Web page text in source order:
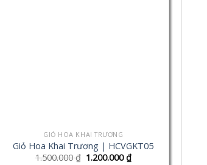
GIỎ HOA KHAI TRƯƠNG
Giỏ Hoa Khai Trương | HCVGKT05
1.500.000₫ 1.200.000₫